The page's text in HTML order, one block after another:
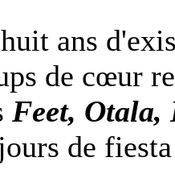
ans
de cœur
Feet, Otala,
de